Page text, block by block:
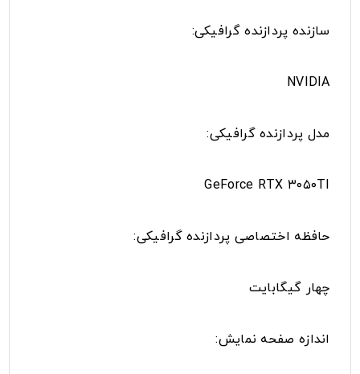
سازنده پردازنده گرافیکی:
NVIDIA
مدل پردازنده گرافیکی:
GeForce RTX ۳۰۵۰TI
حافظه اختصاصی پردازنده گرافیکی:
چهار گیگابایت
اندازه صفحه نمایش: